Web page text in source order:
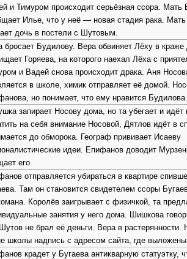
и Тимуром происходит серьёзная ссора. Мать
Илье, что у неё — новая стадия рака.
дочь в постели с Шутовым.
бросает Будилову. Вера обвиняет Лёху в
Горяева, на которого наехал Лёха с
и Вадей снова происходит драка. Аня
в школе, химик отправляет её домой.
но понимает, что ему нравится Будилова.
запирает Носову дома, но та убегает и
на себя внимание Носовой, Дятлов идёт в
до обморока. Географ прививает Исаеву
идеи. Епифанов доводит
его.
отправляется убираться в квартире
Там он становится свидетелем ссоры
Королёв заигрывает с физичкой, та
занятия у него дома. Шишкова
не брал её деньги. Вера в растерянности.
школы надпись с адресом сайта, где
крадет у Бугаева антикварную статуэтку,